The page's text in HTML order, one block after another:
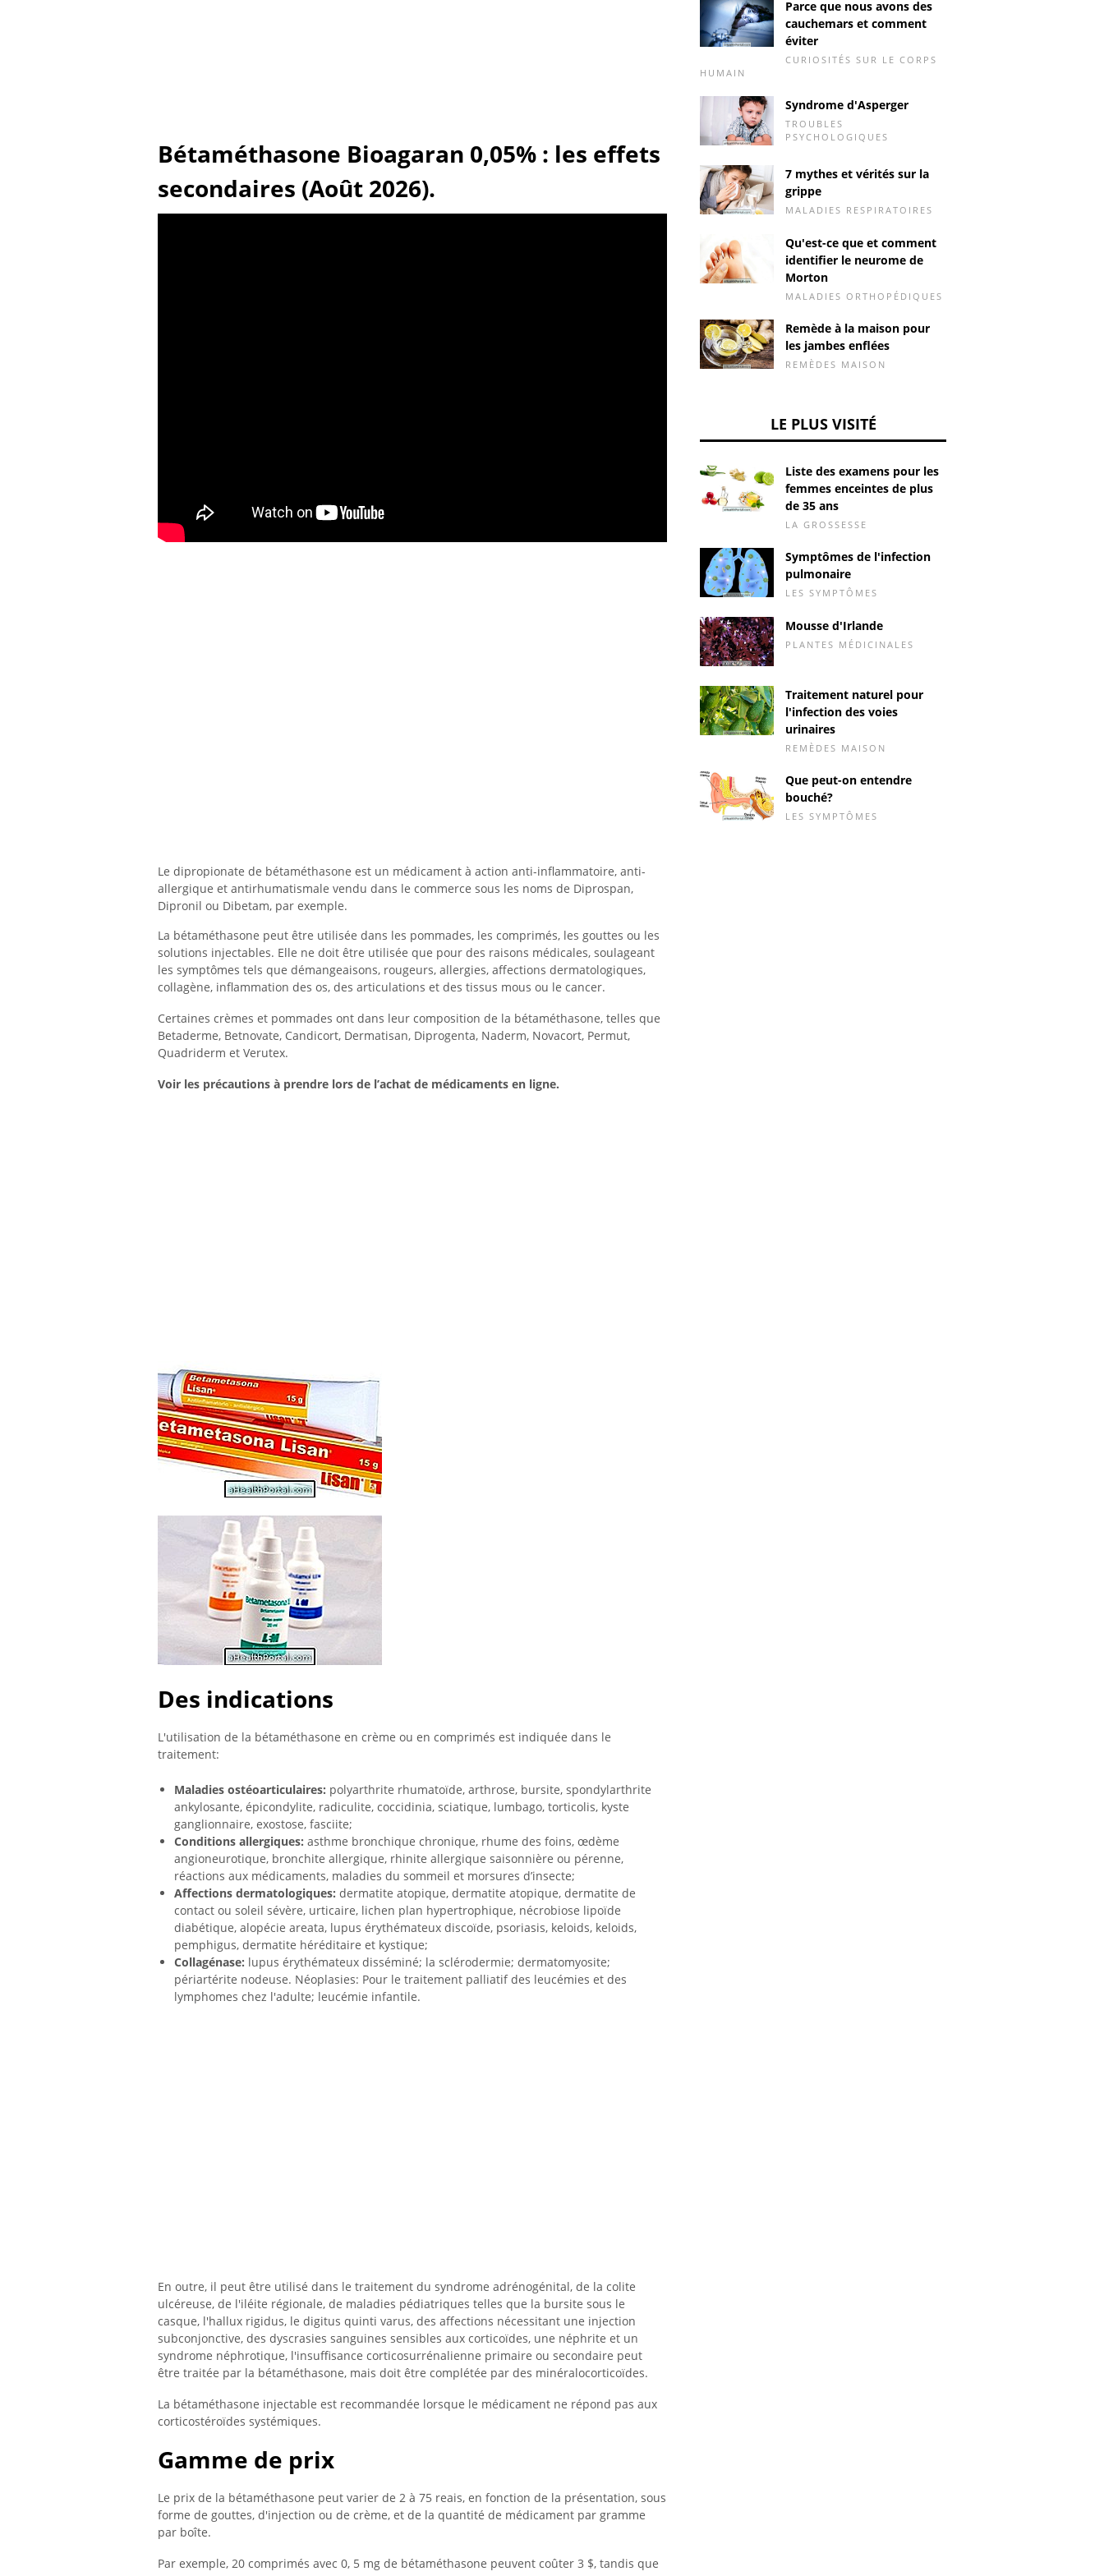
Bétaméthasone Bioagaran 0,05% : les effets
secondaires (Août 2026).
Le dipropionate de bétaméthasone est un médicament à action anti-inflammatoire, anti-
allergique et antirhumatismale vendu dans le commerce sous les noms de Diprospan,
Dipronil ou Dibetam, par exemple.
La bétaméthasone peut être utilisée dans les pommades, les comprimés, les gouttes ou les
solutions injectables. Elle ne doit être utilisée que pour des raisons médicales, soulageant
les symptômes tels que démangeaisons, rougeurs, allergies, affections dermatologiques,
collagène, inflammation des os, des articulations et des tissus mous ou le cancer.
Certaines crèmes et pommades ont dans leur composition de la bétaméthasone, telles que
Betaderme, Betnovate, Candicort, Dermatisan, Diprogenta, Naderm, Novacort, Permut,
Quadriderm et Verutex.
Voir les précautions à prendre lors de l’achat de médicaments en ligne.
Des indications
L'utilisation de la bétaméthasone en crème ou en comprimés est indiquée dans le
traitement:
Maladies ostéoarticulaires: polyarthrite rhumatoïde, arthrose, bursite, spondylarthrite
ankylosante, épicondylite, radiculite, coccidinia, sciatique, lumbago, torticolis, kyste
ganglionnaire, exostose, fasciite;
Conditions allergiques: asthme bronchique chronique, rhume des foins, œdème
angioneurotique, bronchite allergique, rhinite allergique saisonnière ou pérenne,
réactions aux médicaments, maladies du sommeil et morsures d’insecte;
Affections dermatologiques: dermatite atopique, dermatite atopique, dermatite de
contact ou soleil sévère, urticaire, lichen plan hypertrophique, nécrobiose lipoïde
diabétique, alopécie areata, lupus érythémateux discoïde, psoriasis, keloids, keloids,
pemphigus, dermatite héréditaire et kystique;
Collagénase: lupus érythémateux disséminé; la sclérodermie; dermatomyosite;
périartérite nodeuse. Néoplasies: Pour le traitement palliatif des leucémies et des
lymphomes chez l'adulte; leucémie infantile.
En outre, il peut être utilisé dans le traitement du syndrome adrénogénital, de la colite
ulcéreuse, de l'iléite régionale, de maladies pédiatriques telles que la bursite sous le
casque, l'hallux rigidus, le digitus quinti varus, des affections nécessitant une injection
subconjonctive, des dyscrasies sanguines sensibles aux corticoïdes, une néphrite et un
syndrome néphrotique, l'insuffisance corticosurrénalienne primaire ou secondaire peut
être traitée par la bétaméthasone, mais doit être complétée par des minéralocorticoïdes.
La bétaméthasone injectable est recommandée lorsque le médicament ne répond pas aux
corticostéroïdes systémiques.
Gamme de prix
Le prix de la bétaméthasone peut varier de 2 à 75 reais, en fonction de la présentation, sous
forme de gouttes, d'injection ou de crème, et de la quantité de médicament par gramme
par boîte.
Par exemple, 20 comprimés avec 0, 5 mg de bétaméthasone peuvent coûter 3 $, tandis que
Parce que nous avons des
cauchemars et comment
éviter
CURIOSITÉS SUR LE CORPS
HUMAIN
Syndrome d'Asperger
TROUBLES
PSYCHOLOGIQUES
7 mythes et vérités sur la
grippe
MALADIES RESPIRATOIRES
Qu'est-ce que et comment
identifier le neurome de
Morton
MALADIES ORTHOPÉDIQUES
Remède à la maison pour
les jambes enflées
REMÈDES MAISON
LE PLUS VISITÉ
Liste des examens pour les
femmes enceintes de plus
de 35 ans
LA GROSSESSE
Symptômes de l'infection
pulmonaire
LES SYMPTÔMES
Mousse d'Irlande
PLANTES MÉDICINALES
Traitement naturel pour
l'infection des voies
urinaires
REMÈDES MAISON
Que peut-on entendre
bouché?
LES SYMPTÔMES